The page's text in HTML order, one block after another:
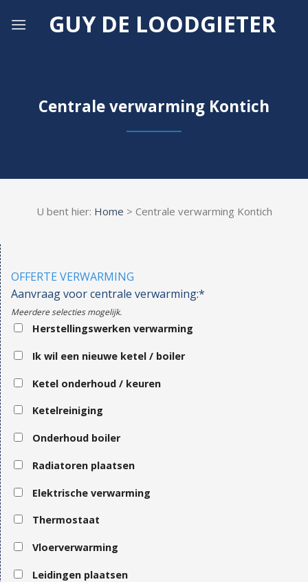
GUY DE LOODGIETER
Centrale verwarming Kontich
U bent hier: Home > Centrale verwarming Kontich
OFFERTE VERWARMING
Aanvraag voor centrale verwarming:*
Meerdere selecties mogelijk.
Herstellingswerken verwarming
Ik wil een nieuwe ketel / boiler
Ketel onderhoud / keuren
Ketelreiniging
Onderhoud boiler
Radiatoren plaatsen
Elektrische verwarming
Thermostaat
Vloerverwarming
Leidingen plaatsen